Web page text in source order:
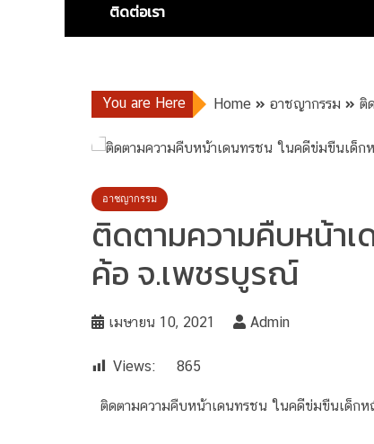
ติดต่อเรา
You are Here Home อาชญากรรม ติ
อาชญากรรม
ติดตามความคืบหน้าเ
ค้อ จ.เพชรบูรณ์
เมษายน 10, 2021 Admin
Views: 865
ติดตามความคืบหน้าเดนทรชน ในคดีข่มขืนเด็